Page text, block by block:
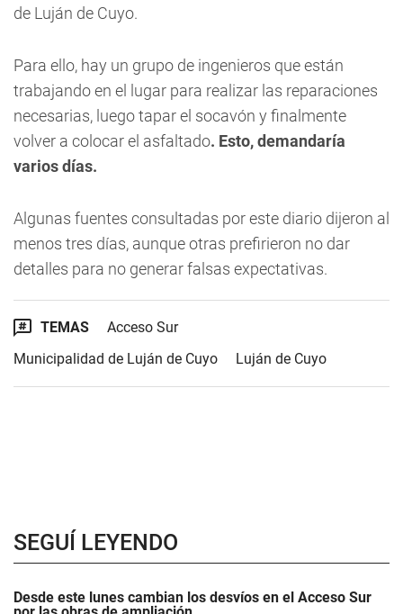
de Luján de Cuyo.
Para ello, hay un grupo de ingenieros que están
trabajando en el lugar para realizar las reparaciones
necesarias, luego tapar el socavón y finalmente
volver a colocar el asfaltado. Esto, demandaría
varios días.
Algunas fuentes consultadas por este diario dijeron al
menos tres días, aunque otras prefirieron no dar
detalles para no generar falsas expectativas.
TEMAS
Acceso Sur
Municipalidad de Luján de Cuyo
Luján de Cuyo
SEGUÍ LEYENDO
Desde este lunes cambian los desvíos en el Acceso Sur